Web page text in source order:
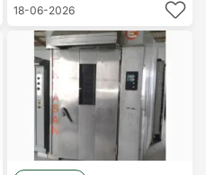
18-06-2026